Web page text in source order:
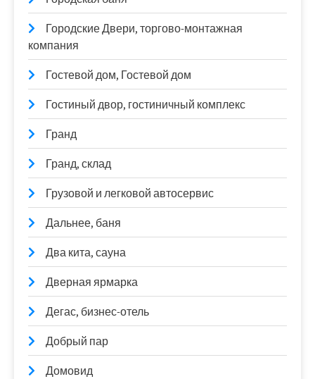
Городские Двери, торгово-монтажная
компания
Гостевой дом, Гостевой дом
Гостиный двор, гостиничный комплекс
Гранд
Гранд, склад
Грузовой и легковой автосервис
Дальнее, баня
Два кита, сауна
Дверная ярмарка
Дегас, бизнес-отель
Добрый пар
Домовид